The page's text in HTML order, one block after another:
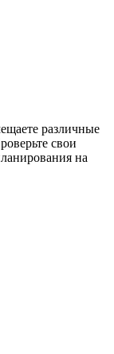
различные
свои
на